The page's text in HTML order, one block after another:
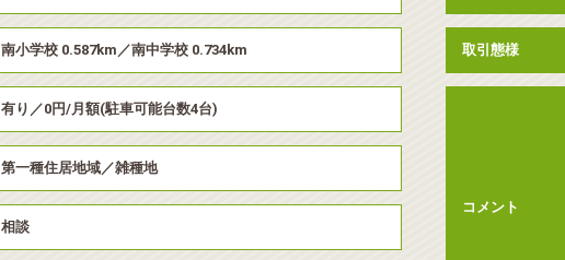
南小学校 0.587km／南中学校 0.734km
有り／0円/月額(駐車可能台数4台)
第一種住居地域／雑種地
相談
取引態様
コメント